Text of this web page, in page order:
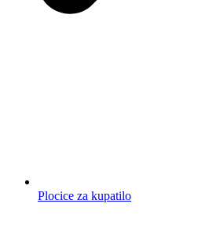
Plocice za kupatilo